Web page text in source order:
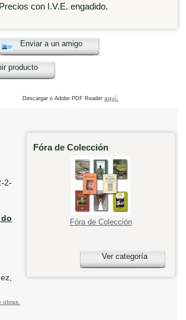
Precios con I.V.E. engadido.
Enviar a un amigo
producto
Descargar o Adobe PDF Reader aquí.
Fóra de Colección
Fóra de Colección
Ver categoría
2-
obras.